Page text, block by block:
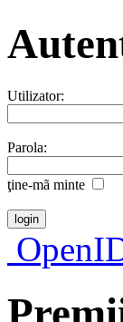
Utilizator:
Parola:
ţine-mã minte